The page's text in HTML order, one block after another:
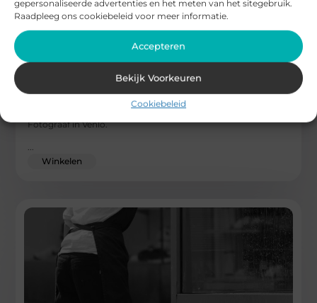
gepersonaliseerde advertenties en het meten van het sitegebruik.
Raadpleeg ons cookiebeleid voor meer informatie.
Accepteren
Bekijk Voorkeuren
Cookiebeleid
Fotograaf in Venlo Ontdekken Het Levende Hart
van de Lokale Fotografie Gemeenschap
Fotografie is meer dan alleen een hobby; het is een
kunstvorm die emoties vastlegt en verhalen vertelt.
Fotograaf in Venlo.
Winkelen